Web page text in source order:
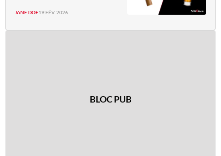
JANE DOE19 FÉV. 2026
BLOC PUB